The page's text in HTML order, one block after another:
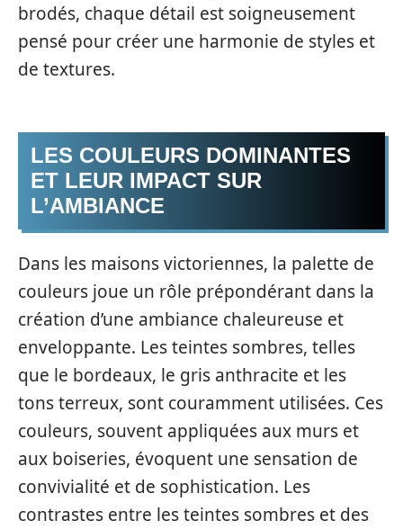
brodés, chaque détail est soigneusement
pensé pour créer une harmonie de styles et
de textures.
LES COULEURS DOMINANTES
ET LEUR IMPACT SUR
L’AMBIANCE
Dans les maisons victoriennes, la palette de
couleurs joue un rôle prépondérant dans la
création d’une ambiance chaleureuse et
enveloppante. Les teintes sombres, telles
que le bordeaux, le gris anthracite et les
tons terreux, sont couramment utilisées. Ces
couleurs, souvent appliquées aux murs et
aux boiseries, évoquent une sensation de
convivialité et de sophistication. Les
contrastes entre les teintes sombres et des